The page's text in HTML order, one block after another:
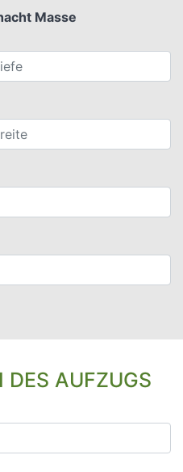
Masse
DES AUFZUGS